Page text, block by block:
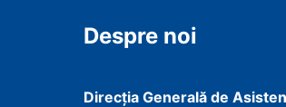
Despre noi
Direcţia Generală de